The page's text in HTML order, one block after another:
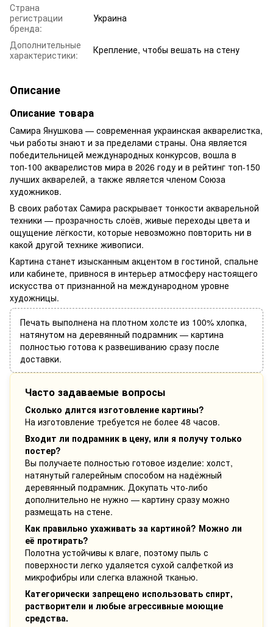
Страна
регистрации
бренда:
Украина
Дополнительные
характеристики:
Крепление, чтобы вешать на стену
Описание
Описание товара
Самира Янушкова — современная украинская акварелистка,
чьи работы знают и за пределами страны. Она является
победительницей международных конкурсов, вошла в
топ-100 акварелистов мира в 2026 году и в рейтинг топ-150
лучших акварелей, а также является членом Союза
художников.
В своих работах Самира раскрывает тонкости акварельной
техники — прозрачность слоёв, живые переходы цвета и
ощущение лёгкости, которые невозможно повторить ни в
какой другой технике живописи.
Картина станет изысканным акцентом в гостиной, спальне
или кабинете, привнося в интерьер атмосферу настоящего
искусства от признанной на международном уровне
художницы.
Печать выполнена на плотном холсте из 100% хлопка,
натянутом на деревянный подрамник — картина
полностью готова к развешиванию сразу после
доставки.
Часто задаваемые вопросы
Сколько длится изготовление картины?
На изготовление требуется не более 48 часов.
Входит ли подрамник в цену, или я получу только
постер?
Вы получаете полностью готовое изделие: холст,
натянутый галерейным способом на надёжный
деревянный подрамник. Докупать что-либо
дополнительно не нужно — картину сразу можно
размещать на стене.
Как правильно ухаживать за картиной? Можно ли
её протирать?
Полотна устойчивы к влаге, поэтому пыль с
поверхности легко удаляется сухой салфеткой из
микрофибры или слегка влажной тканью.
Категорически запрещено использовать спирт,
растворители и любые агрессивные моющие
средства.